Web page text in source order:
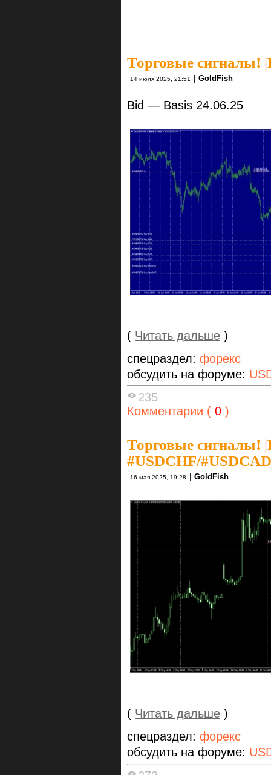
Торговые сигналы! |
14 июля 2025, 21:51 | GoldFish
Bid — Basis 24.06.25
( Читать дальше )
спецраздел: форекс
обсудить на форуме:
235
Комментарии ( 0 )
Торговые сигналы! |
#USDCHF/
16 мая 2025, 19:28 GoldFish
( Читать дальше )
спецраздел: форекс
обсудить на форуме: